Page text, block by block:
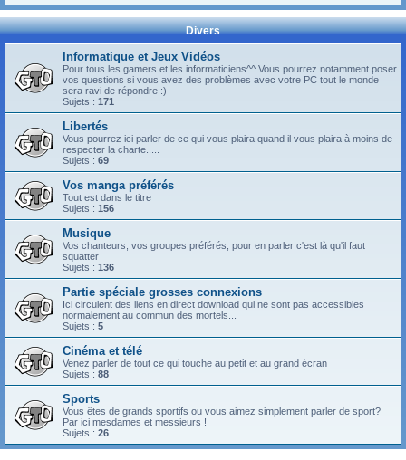
Divers
Informatique et Jeux Vidéos
Pour tous les gamers et les informaticiens^^ Vous pourrez notamment poser
vos questions si vous avez des problèmes avec votre PC tout le monde
sera ravi de répondre :)
Sujets : 171
Libertés
Vous pourrez ici parler de ce qui vous plaira quand il vous plaira à moins de
respecter la charte.....
Sujets : 69
Vos manga préférés
Tout est dans le titre
Sujets : 156
Musique
Vos chanteurs, vos groupes préférés, pour en parler c'est là qu'il faut
squatter
Sujets : 136
Partie spéciale grosses connexions
Ici circulent des liens en direct download qui ne sont pas accessibles
normalement au commun des mortels...
Sujets : 5
Cinéma et télé
Venez parler de tout ce qui touche au petit et au grand écran
Sujets : 88
Sports
Vous êtes de grands sportifs ou vous aimez simplement parler de sport?
Par ici mesdames et messieurs !
Sujets : 26